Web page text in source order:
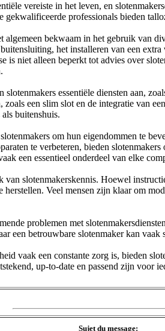
vereiste in het leven, en
professionals bieden
algemeen bekwaam in het gebruik van
het installeren van een
is niet alleen beperkt tot advies over
slotenmakers essentiële diensten aan,
zoals een slim slot en de integratie van
buitenshuis.
om hun eigendommen te
te verbeteren, bieden
een essentieel onderdeel van elke
van slotenmakerskennis. Hoewel
herstellen. Veel mensen zijn klaar om
problemen met
een betrouwbare slotenmaker kan
vaak een constante zorg is, bieden
up-to-date en passend zijn voor
Sujet du message: